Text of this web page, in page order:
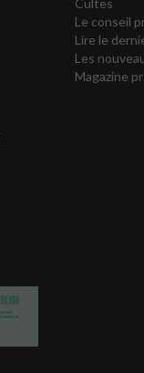
Cultes
Le conseil
Lire le
Les
Magazine